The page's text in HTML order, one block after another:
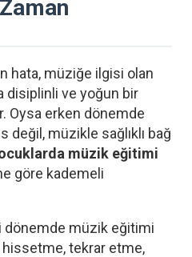
hata, müziğe ilgisi olan
disiplinli ve yoğun bir
Oysa erken dönemde
müzikle sağlıklı bağ
müzik eğitimi
göre kademeli
dönemde müzik eğitimi
tekrar etme,